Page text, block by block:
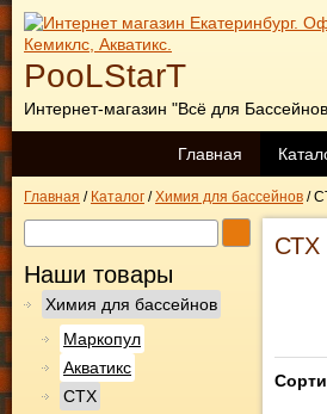
PooLStarT
Интернет-магазин "Всё для
Главная
Главная / Каталог / Химия для бассейнов /
Наши товары
Химия для бассейнов
Маркопул
Акватикс
СТХ
СТХ